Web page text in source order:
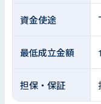
資金使途
最低成立金額
担保・保証